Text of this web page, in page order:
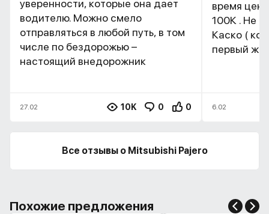
уверенности, которые она дает
водителю. Можно смело
отправляться в любой путь, в том
числе по бездорожью –
настоящий внедорожник
27.02 10K 0 0
время
100К . Не
Каско (
первый же
6.02
Все отзывы о Mitsubishi Pajero
Похожие предложения